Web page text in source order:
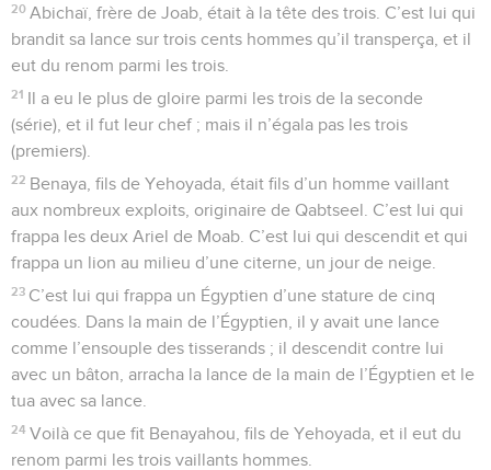
20 Abichaï, frère de Joab, était à la tête des trois. C’est lui qui
brandit sa lance sur trois cents hommes qu’il transperça, et il
eut du renom parmi les trois.
21 Il a eu le plus de gloire parmi les trois de la seconde
(série), et il fut leur chef ; mais il n’égala pas les trois
(premiers).
22 Benaya, fils de Yehoyada, était fils d’un homme vaillant
aux nombreux exploits, originaire de Qabtseel. C’est lui qui
frappa les deux Ariel de Moab. C’est lui qui descendit et qui
frappa un lion au milieu d’une citerne, un jour de neige.
23 C’est lui qui frappa un Égyptien d’une stature de cinq
coudées. Dans la main de l’Égyptien, il y avait une lance
comme l’ensouple des tisserands ; il descendit contre lui
avec un bâton, arracha la lance de la main de l’Égyptien et le
tua avec sa lance.
24 Voilà ce que fit Benayahou, fils de Yehoyada, et il eut du
renom parmi les trois vaillants hommes.